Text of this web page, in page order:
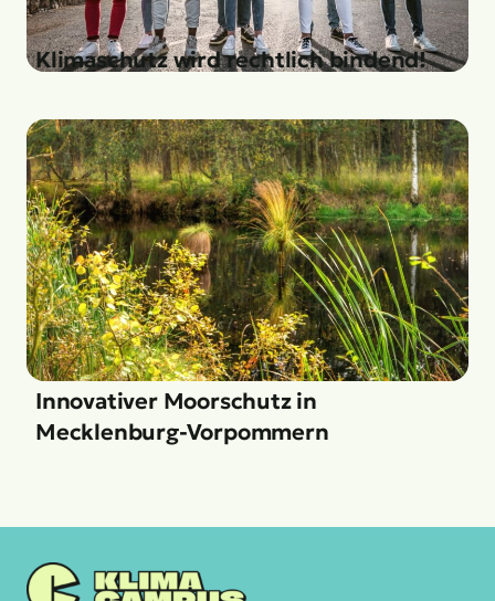
Klimaschutz wird rechtlich bindend!
Innovativer Moorschutz in
Mecklenburg-Vorpommern